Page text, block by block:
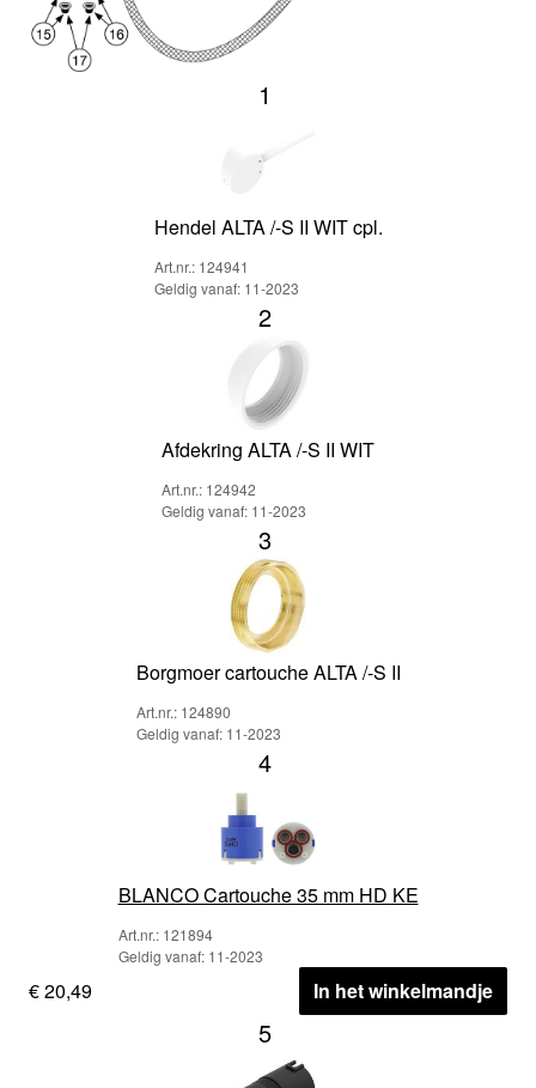
1
Hendel ALTA /-S II WIT cpl.
Art.nr.: 124941
Geldig vanaf: 11-2023
2
Afdekring ALTA /-S II WIT
Art.nr.: 124942
Geldig vanaf: 11-2023
3
Borgmoer cartouche ALTA /-S II
Art.nr.: 124890
Geldig vanaf: 11-2023
4
BLANCO Cartouche 35 mm HD KE
Art.nr.: 121894
Geldig vanaf: 11-2023
€ 20,49 In het winkelmandje
5